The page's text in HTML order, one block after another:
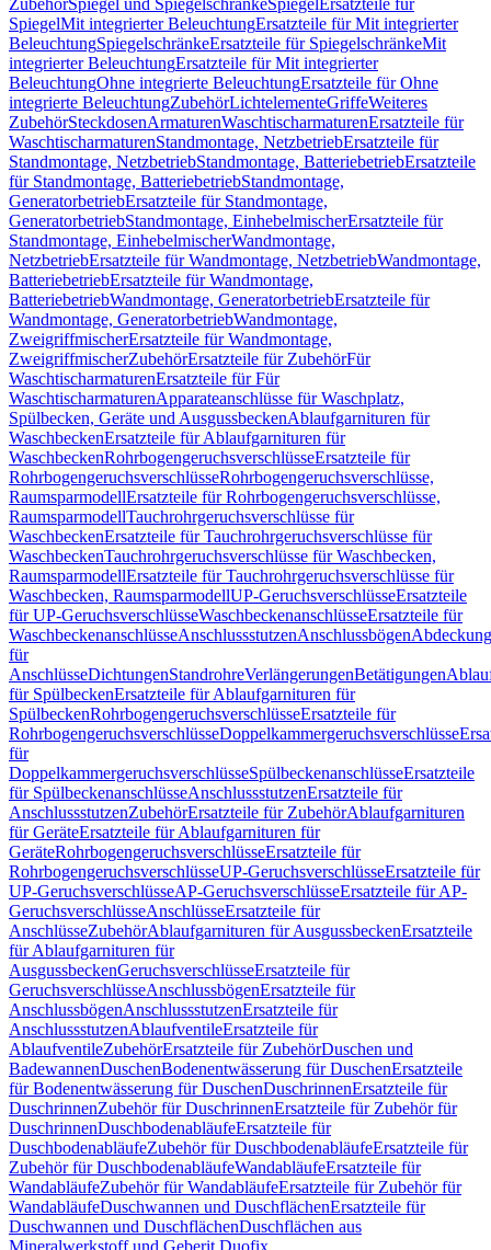
ZubehörSpiegel und SpiegelschränkeSpiegel Ersatzteile für
SpiegelMit integrierter BeleuchtungErsatzteile für Mit integrierter
BeleuchtungSpiegelschränkeErsatzteile für SpiegelschränkeMit
integrierter BeleuchtungErsatzteile für Mit integrierter
BeleuchtungOhne integrierte BeleuchtungErsatzteile für Ohne
integrierte BeleuchtungZubehörLichtelementeGriffeWeiteres
ZubehörSteckdosenArmaturenWaschtischarmaturenErsatzteile für
WaschtischarmaturenStandmontage, NetzbetriebErsatzteile für
Standmontage, NetzbetriebStandmontage, BatteriebetriebErsatzteile
für Standmontage, BatteriebetriebStandmontage,
GeneratorbetriebErsatzteile für Standmontage,
GeneratorbetriebStandmontage, EinhebelmischerErsatzteile für
Standmontage, EinhebelmischerWandmontage,
NetzbetriebErsatzteile für Wandmontage, NetzbetriebWandmontage,
BatteriebetriebErsatzteile für Wandmontage,
BatteriebetriebWandmontage, GeneratorbetriebErsatzteile für
Wandmontage, GeneratorbetriebWandmontage,
ZweigriffmischerErsatzteile für Wandmontage,
ZweigriffmischerZubehörErsatzteile für ZubehörFür
WaschtischarmaturenErsatzteile für Für
WaschtischarmaturenApparateanschlüsse für Waschplatz,
Spülbecken, Geräte und AusgussbeckenAblaufgarnituren für
WaschbeckenErsatzteile für Ablaufgarnituren für
WaschbeckenRohrbogengeruchsverschlüsseErsatzteile für
RohrbogengeruchsverschlüsseRohrbogengeruchsverschlüsse,
RaumsparmodellErsatzteile für Rohrbogengeruchsverschlüsse,
RaumsparmodellTauchrohrgeruchsverschlüsse für
WaschbeckenErsatzteile für Tauchrohrgeruchsverschlüsse für
WaschbeckenTauchrohrgeruchsverschlüsse für Waschbecken,
RaumsparmodellErsatzteile für Tauchrohrgeruchsverschlüsse für
Waschbecken, RaumsparmodellUP-GeruchsverschlüsseErsatzteile
für UP-GeruchsverschlüsseWaschbeckenanschlüsseErsatzteile für
WaschbeckenanschlüsseAnschlussstutzenAnschlussbögen
für
AnschlüsseDichtungenStandrohreVerlängerungenBetätigungen
für SpülbeckenErsatzteile für Ablaufgarnituren für
SpülbeckenRohrbogengeruchsverschlüsseErsatzteile für
RohrbogengeruchsverschlüsseDoppelkammergeruchsverschlüsse
für
DoppelkammergeruchsverschlüsseSpülbeckenanschlüsseErsatzteile
für SpülbeckenanschlüsseAnschlussstutzenErsatzteile für
AnschlussstutzenZubehörErsatzteile für ZubehörAblaufgarnituren
für GeräteErsatzteile für Ablaufgarnituren für
GeräteRohrbogengeruchsverschlüsseErsatzteile für
RohrbogengeruchsverschlüsseUP-GeruchsverschlüsseErsatzteile für
UP-GeruchsverschlüsseAP-GeruchsverschlüsseErsatzteile für AP-
GeruchsverschlüsseAnschlüsseErsatzteile für
AnschlüsseZubehörAblaufgarnituren für AusgussbeckenErsatzteile
für Ablaufgarnituren für
AusgussbeckenGeruchsverschlüsseErsatzteile für
GeruchsverschlüsseAnschlussbögenErsatzteile für
AnschlussbögenAnschlussstutzenErsatzteile für
AnschlussstutzenAblaufventileErsatzteile für
AblaufventileZubehörErsatzteile für ZubehörDuschen und
BadewannenDuschenBodenentwässerung für DuschenErsatzteile
für Bodenentwässerung für DuschenDuschrinnenErsatzteile für
DuschrinnenZubehör für DuschrinnenErsatzteile für Zubehör für
DuschrinnenDuschbodenabläufeErsatzteile für
DuschbodenabläufeZubehör für DuschbodenabläufeErsatzteile für
Zubehör für DuschbodenabläufeWandabläufeErsatzteile für
WandabläufeZubehör für WandabläufeErsatzteile für Zubehör für
WandabläufeDuschwannen und DuschflächenErsatzteile für
Duschwannen und DuschflächenDuschflächen aus
Mineralwerkstoff und Geberit Duofix